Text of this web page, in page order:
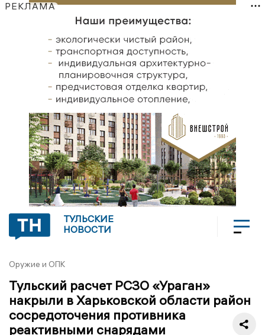
РЕКЛАМА
ТУЛЬСКИЕ
НОВОСТИ
Оружие и ОПК
Тульский расчет РСЗО «Ураган»
накрыли в Харьковской области район
сосредоточения противника
реактивными снарядами